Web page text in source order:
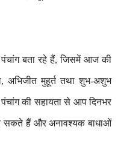
बता रहे हैं, जिसमें आज की
अभिजीत मुहूर्त तथा शुभ-अशुभ
की सहायता से आप दिनभर
सकते हैं और अनावश्यक बाधाओं